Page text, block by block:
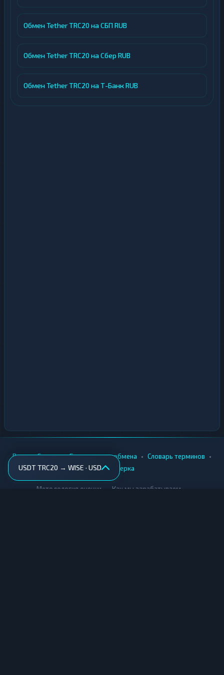
Обмен Tether TRC20 на СБП RUB
Обмен Tether TRC20 на Сбер RUB
Обмен Tether TRC20 на Т-Банк RUB
USDT TRC20 → WISE · USD
Вики • Города • Безопасность обмена • Словарь терминов •
AML-проверка
Методология оценки Как мы зарабатываем